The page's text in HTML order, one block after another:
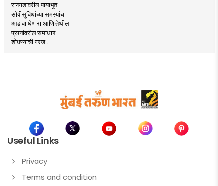
रायगडावरील पायाभूत
सोयीसुविधांच्या समस्यांचा
आढावा घेणारा आणि तेथील
प्रश्नांवरील समाधान
शोधण्याची गरज ..
Useful Links
Privacy
Terms and condition